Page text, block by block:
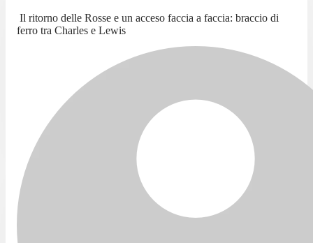
Il ritorno delle Rosse e un acceso faccia a faccia: braccio di
ferro tra Charles e Lewis